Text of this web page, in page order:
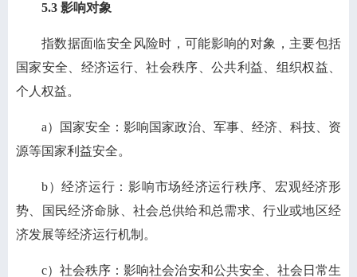
5.3 影响对象
指数据面临安全风险时，可能影响的对象，主要包括
国家安全、经济运行、社会秩序、公共利益、组织权益、
个人权益。
a）国家安全：影响国家政治、军事、经济、科技、资
源等国家利益安全。
b）经济运行：影响市场经济运行秩序、宏观经济形
势、国民经济命脉、社会总供给和总需求、行业或地区经
济发展等经济运行机制。
c）社会秩序：影响社会治安和公共安全、社会日常生